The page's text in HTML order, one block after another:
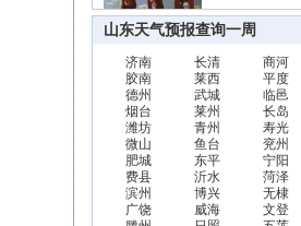
山东天气预报查询一周
济南 长清
商河
胶南
莱西
平度
德州
武城
临邑
烟台
莱州
长岛
潍坊
青州
寿光
微山
鱼台
兖州
肥城
东平
宁阳
费县
沂水
菏泽
滨州
博兴
无棣
广饶
威海
文登